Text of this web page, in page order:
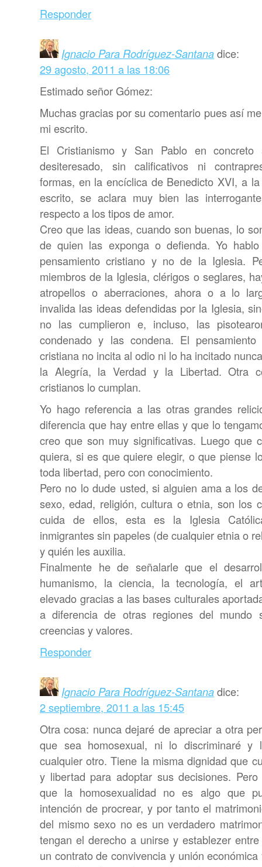
Responder
Ignacio Para Rodríguez-Santanadice:
29 agosto, 2011 a las 18:06
Estimado señor Gómez:
Muchas gracias por su comentario pues así
mi escrito.
El Cristianismo y San Pablo en
desiteresado, sin calificativos ni
formas, en la encíclica de Benedicto XVI, a
escrito, se aclara muy bien las
respecto a los tipos de amor.
Creo que las ideas, cuando son buenas, lo
de quien las exponga o defienda. Yo
pensamiento cristiano y no de la Iglesia.
miembros de la Iglesia, clérigos o seglares,
atropellos o aberraciones, ahora o a lo
invalida las ideas defendidas por la Iglesia,
no las cumplieron e, incluso, las
condenado y las condena. El
cristiana no incita al odio ni lo ha incitado
la Alegría, la Verdad y la Libertad. Otra
cristianos lo cumplan.
Yo hago referencia a las otras grandes
diferencia que hay entre ellas y que lo
creo que son muy significativas. Luego que
quiera, si es que quiere elegir, o que piense
toda libertad, pero con conocimiento.
Pero no lo dude usted, si alguien ama a los
sexo, edad, religión, cultura o etnia, son los
cuida de ellos, esta es la Iglesia
inmigrantes sin papeles (de cualquier etnia o
y quién les auxilia.
Finalmente he de señalarle que el
humanismo, la ciencia, la tecnología, el
elevado gracias a las bases culturales
a diferencia de otras regiones del mundo
creencias y valores.
Responder
Ignacio Para Rodríguez-Santanadice:
2 septiembre, 2011 a las 15:45
Otra cosa: nunca dejaré de apreciar a otra
que sea homosexual, ni lo discriminaré y
cualquier otro. Tiene la misma dignidad que
y libertad para adoptar sus decisiones.
que la homosexualidad no es algo que
intención de procrear, y por tanto el
del mismo sexo no es un verdadero
tengan el derecho a unirse y establezer
un contrato de convivencia y unión